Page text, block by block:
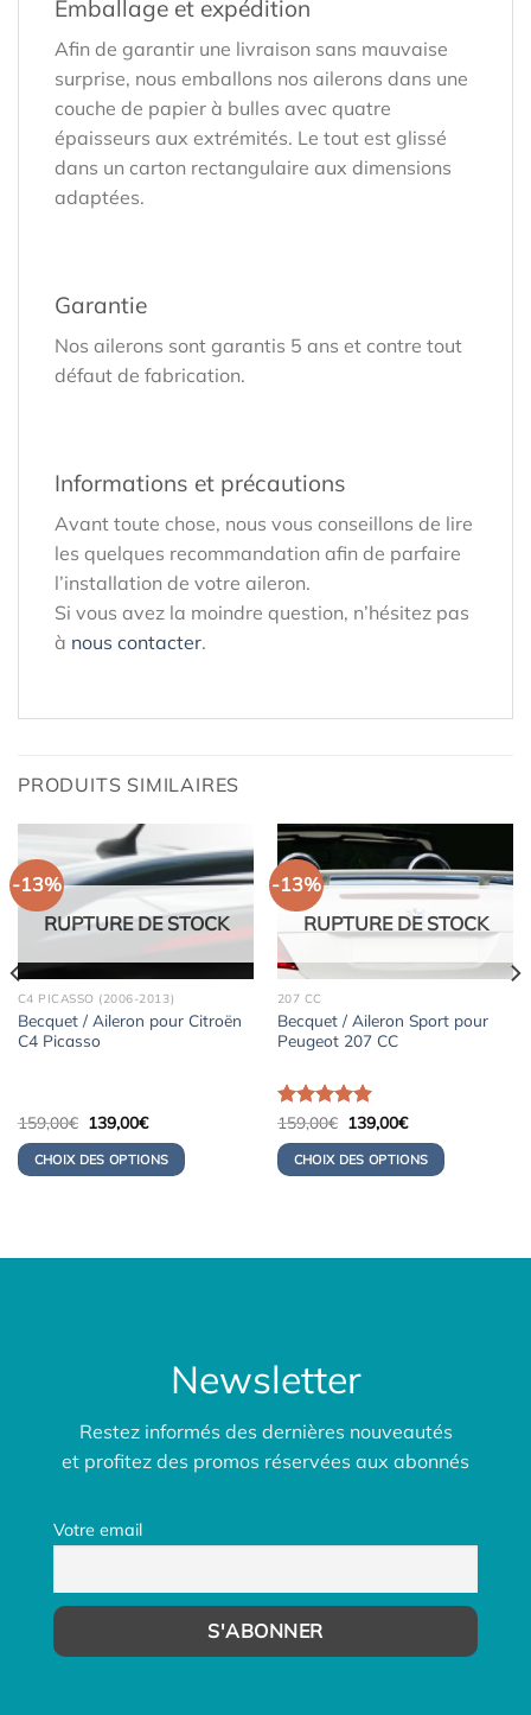
Emballage et expédition
Afin de garantir une livraison sans mauvaise
surprise, nous emballons nos ailerons dans une
couche de papier à bulles avec quatre
épaisseurs aux extrémités. Le tout est glissé
dans un carton rectangulaire aux dimensions
adaptées.
Garantie
Nos ailerons sont garantis 5 ans et contre tout
défaut de fabrication.
Informations et précautions
Avant toute chose, nous vous conseillons de lire
les quelques recommandation afin de parfaire
l’installation de votre aileron.
Si vous avez la moindre question, n’hésitez pas
à nous contacter.
PRODUITS SIMILAIRES
-13%
RUPTURE DE STOCK
C4 PICASSO (2006-2013)
Becquet / Aileron pour Citroën
C4 Picasso
159,00€ Le
initial
était :
159,00€.
139,00€Le
actuel
est :
139,00€.
CHOIX DES OPTIONS
-13%
RUPTURE DE STOCK
207 CC
Becquet / Aileron Sport pour
Peugeot 207 CC
Note5.00
sur 5
159,00€ Le
initial
était :
159,00€.
139,00€Le
actuel
est :
139,00€.
CHOIX DES OPTIONS
Newsletter
Restez informés des dernières nouveautés
et profitez des promos réservées aux abonnés
Votre email